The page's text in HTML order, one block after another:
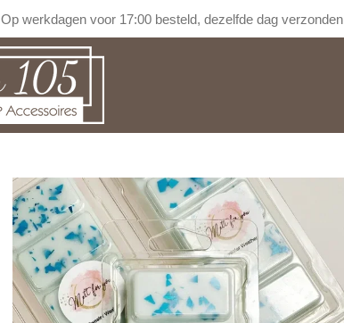
Op werkdagen voor 17:00 besteld, dezelfde dag verzonden